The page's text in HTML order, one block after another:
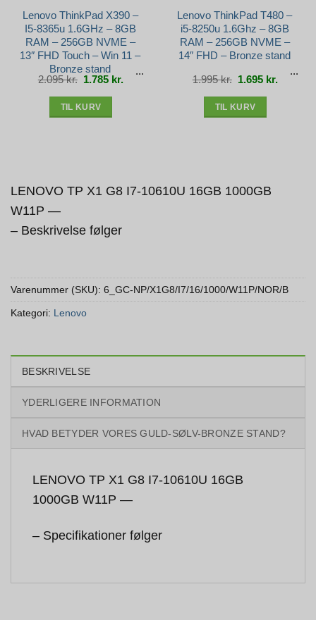
Lenovo ThinkPad X390 –
I5-8365u 1.6GHz – 8GB
RAM – 256GB NVME –
13″ FHD Touch – Win 11 –
Bronze stand
2.095kr. Den
oprindelige
pris
1.785 kr. Den
aktuelle
pris
TIL KURV
Lenovo ThinkPad T480 –
i5-8250u 1.6Ghz – 8GB
RAM – 256GB NVME –
14″ FHD – Bronze stand
1.995kr. Den
oprindelige
pris
1.695 kr. Den
aktuelle
pris
TIL KURV
LENOVO TP X1 G8 I7-10610U 16GB 1000GB
W11P —
– Beskrivelse følger
Varenummer (SKU): 6_GC-NP/X1G8/I7/16/1000/W11P/NOR/B
Kategori: Lenovo
BESKRIVELSE
YDERLIGERE INFORMATION
HVAD BETYDER VORES GULD-SØLV-BRONZE STAND?
LENOVO TP X1 G8 I7-10610U 16GB
1000GB W11P —
– Specifikationer følger